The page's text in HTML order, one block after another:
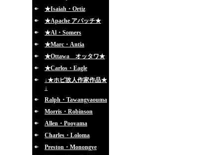
★Isaiah・Ortiz
★Apache アパッチ★
★Al・Somers
★Marc・Antia
★Ottawa オッタワ★
★Carlos・Eagle
↓★ホピ故人作家作品★
↓
Ralph・Tawangyaouma
Morris・Robinson
Allen・Pooyama
Charles・Loloma
Preston・Monongye